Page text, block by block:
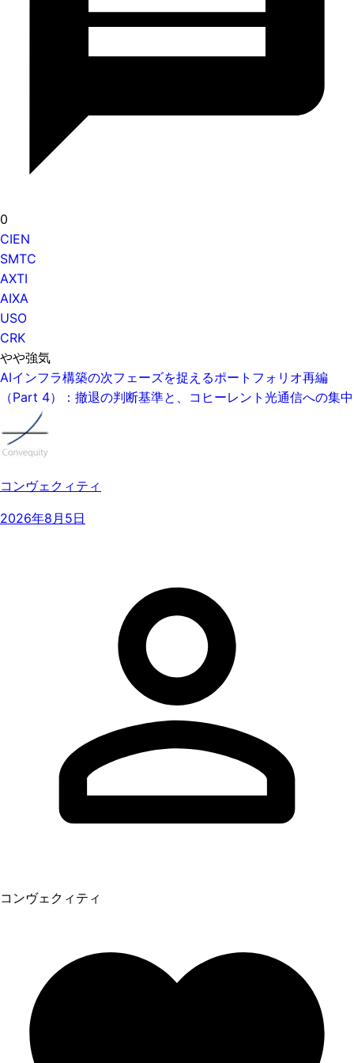
0
CIEN
SMTC
AXTI
AIXA
USO
CRK
やや強気
AIインフラ構築の次フェーズを捉えるポートフォリオ再編
（Part 4）：撤退の判断基準と、コヒーレント光通信への集中
コンヴェクィティ
2026年8月5日
コンヴェクィティ